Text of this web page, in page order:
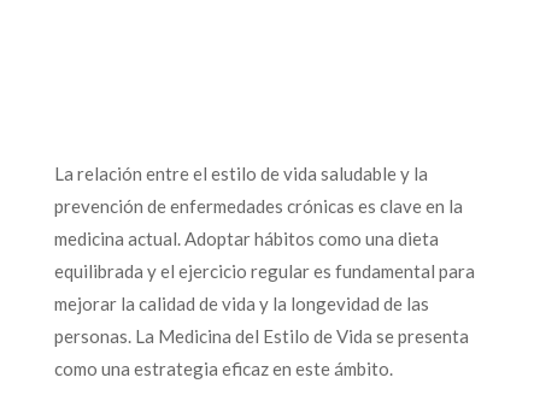
La relación entre el estilo de vida saludable y la
prevención de enfermedades crónicas es clave en la
medicina actual. Adoptar hábitos como una dieta
equilibrada y el ejercicio regular es fundamental para
mejorar la calidad de vida y la longevidad de las
personas. La Medicina del Estilo de Vida se presenta
como una estrategia eficaz en este ámbito.